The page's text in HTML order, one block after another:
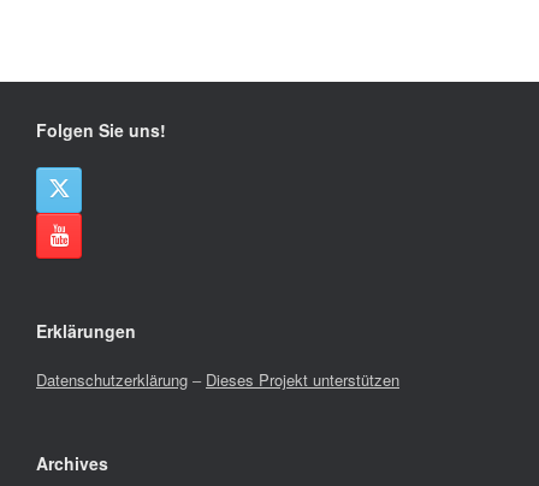
Folgen Sie uns!
Erklärungen
Datenschutzerklärung – Dieses Projekt unterstützen
Archives